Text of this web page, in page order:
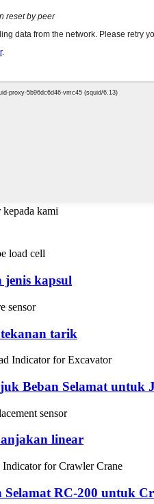
kepada kami
jenis kapsul
tarik
Beban Selamat untuk
linear
Selamat RC-200 untuk